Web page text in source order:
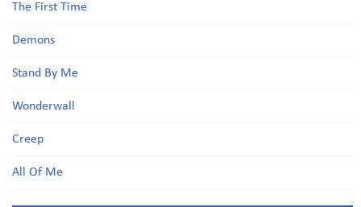
The First Time
Demons
Stand By Me
Wonderwall
Creep
All Of Me